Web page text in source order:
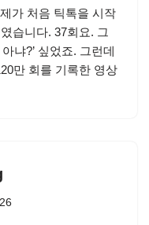
가 처음 틱톡을 시작
습니다. 37회요. 그
냐?’ 싶었죠. 그런데
만 회를 기록한 영상